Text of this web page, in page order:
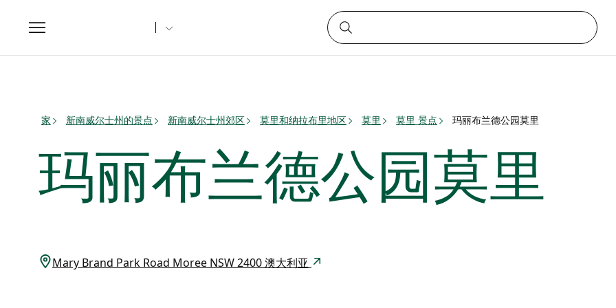
Toggle
navigation
家 新南威尔士州的景点 新南威尔士州郊区 莫里和纳拉布里地区 莫里 莫里 景点 玛丽布兰德公园莫里
玛丽布兰德公园莫里
Mary Brand Park Road Moree NSW 2400 澳大利亚